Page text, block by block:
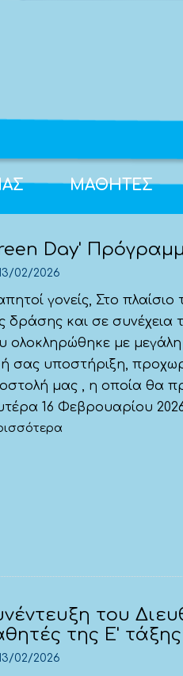
ΜΑΘΗΤΕΣ
Day'
02/2026
γονείς, Στο πλαίσιο
δράσης και σε συνέχεια
ολοκληρώθηκε με μεγάλη
σας υποστήριξη,
μας , η οποία θα
16 Φεβρουαρίου
του
της Ε' τάξης
02/2026